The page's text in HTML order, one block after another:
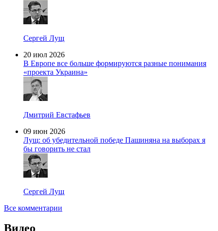
Сергей Лущ
20 июл 2026
В Европе все больше формируются разные понимания
«проекта Украина»
Дмитрий Евстафьев
09 июн 2026
Лущ: об убедительной победе Пашиняна на выборах я
бы говорить не стал
Сергей Лущ
Все комментарии
Видео